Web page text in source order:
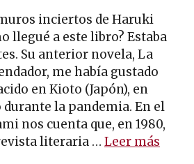
inciertos de Haruki
llegué a este libro? Estaba
Su anterior novela, La
me había gustado
en Kioto (Japón), en
durante la pandemia. En el
nos cuenta que, en 1980,
literaria … Leer más